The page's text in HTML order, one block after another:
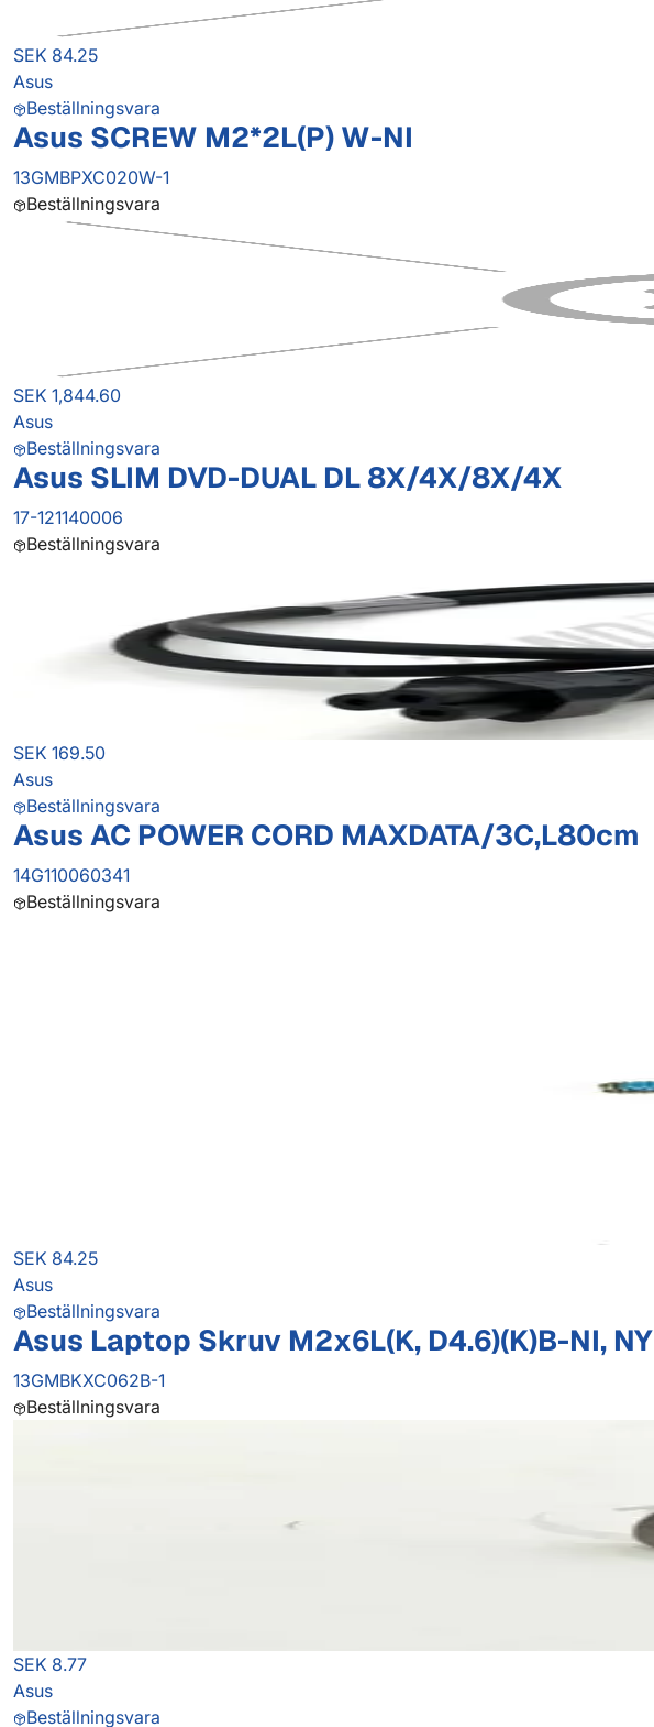
SEK 84.25
Asus
Beställningsvara
Asus SCREW M2*2L(P) W-NI
13GMBPXC020W-1
Beställningsvara
SEK 1,844.60
Asus
Beställningsvara
Asus SLIM DVD-DUAL DL 8X/4X/8X/4X
17-121140006
Beställningsvara
SEK 169.50
Asus
Beställningsvara
Asus AC POWER CORD MAXDATA/3C,L80cm
14G110060341
Beställningsvara
SEK 84.25
Asus
Beställningsvara
Asus Laptop Skruv M2x6L(K, D4.6)(K)B-NI, NY
13GMBKXC062B-1
Beställningsvara
SEK 8.77
Asus
Beställningsvara